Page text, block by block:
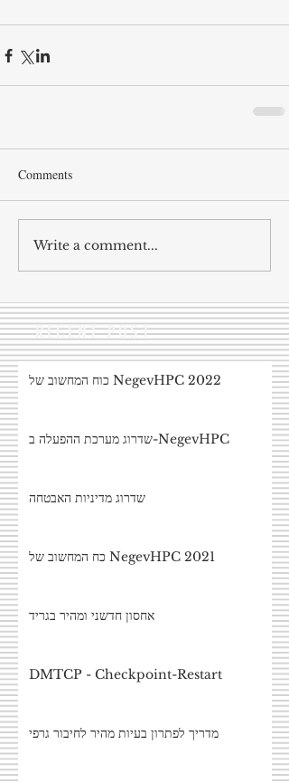
Comments
Write a comment...
RECENT POST
כוח המחשוב של NegevHPC 2022
שדרוג מערכת ההפעלה ב-NegevHPC
שדרוג מדיניות האבטחה
כח המחשוב של NegevHPC 2021
אחסון חדשני ומהיר בגריד
DMTCP - Checkpoint-Restart
מדריך לפתרון בעיות מהיר לחיבור גרפי